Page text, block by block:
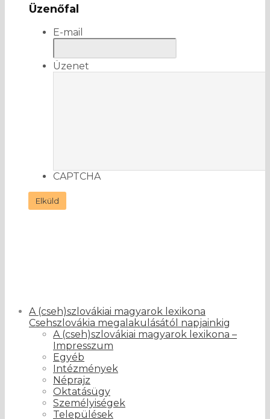
Üzenőfal
E-mail
Üzenet
CAPTCHA
A (cseh)szlovákiai magyarok lexikona
Csehszlovákia megalakulásától napjainkig
A (cseh)szlovákiai magyarok lexikona –
Impresszum
Egyéb
Intézmények
Néprajz
Oktatásügy
Személyiségek
Települések